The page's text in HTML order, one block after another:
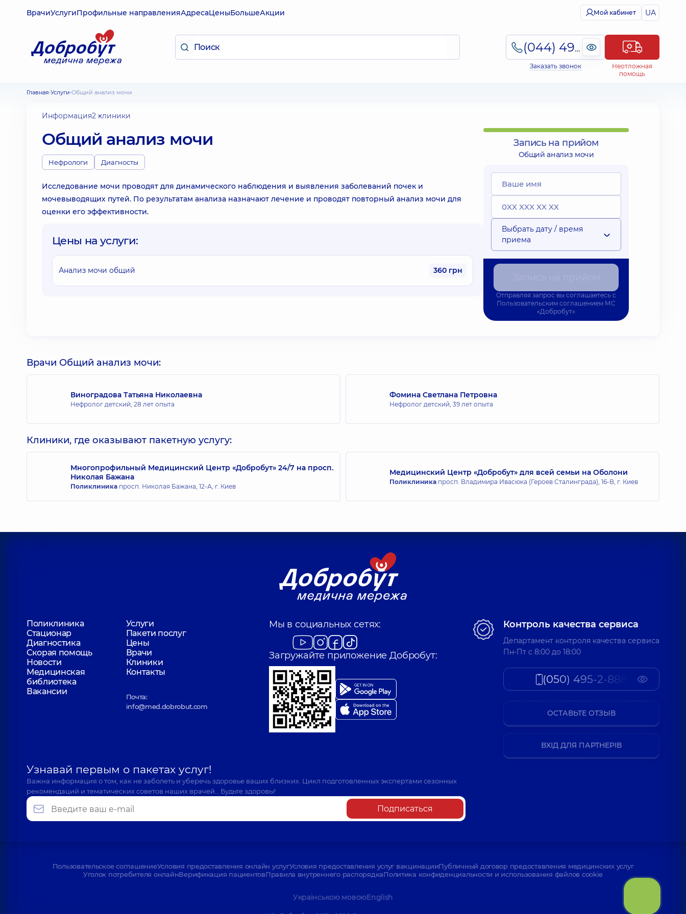
ВрачиУслугиПрофильные направленияАдресаЦеныБольшеАкции Мой кабинет UA
(044) 495-2-888
Заказать звонок
Неотложная
помощь
Главная Услуги Общий анализ мочи
Информация2 клиники
Общий анализ мочи
Нефрологи Диагносты
Исследование мочи проводят для динамического наблюдения и выявления заболеваний почек и
мочевыводящих путей. По результатам анализа назначают лечение и проводят повторный анализ мочи для
оценки его эффективности.
Цены на услуги:
Анализ мочи общий 360 грн
Запись на прийом
Общий анализ мочи
Выбрать дату / время
приема
Отправляя запрос вы соглашаетесь с
Пользовательским соглашением МС
«Добробут»
Врачи Общий анализ мочи:
Виноградова Татьяна Николаевна
Нефролог детский, 28 лет опыта
Фомина Светлана Петровна
Нефролог детский, 39 лет опыта
Клиники, где оказывают пакетную услугу:
Многопрофильный Медицинский Центр «Добробут» 24/7 на просп.
Николая Бажана
Поликлиника просп. Николая Бажана, 12-А, г. Киев
Медицинский Центр «Добробут» для всей семьи на Оболони
Поликлиника просп. Владимира Ивасюка (Героев Сталинграда), 16-В, г. Киев
Поликлиника
Услуги
Стационар
Пакети послуг
Диагностика
Цены
Скорая помощь
Врачи
Новости
Клиники
Медицинская
библиотека
Контакты
Вакансии
Почта:
info@med.dobrobut.com
Мы в социальных сетях:
Загружайте приложение Добробут:
Узнавай первым о пакетах услуг!
Важна информация о том, как не заболеть и уберечь здоровье ваших близких. Цикл подготовленных экспертами сезонных
рекомендаций и тематических советов наших врачей… Будьте здоровы!
Подписаться
Контроль качества сервиса
Департамент контроля качества сервиса
Пн-Пт c 8:00 до 18:00
(050) 495-2-888
ОСТАВЬТЕ ОТЗЫВ
ВХІД ДЛЯ ПАРТНЕРІВ
Пользовательское соглашениеУсловия предоставления онлайн услугУсловия предоставления услуг вакцинацииПубличный договор предоставления медицинских услуг
Уголок потребителя онлайнВерификация пациентовПравила внутреннего распорядкаПолитика конфиденциальности и использования файлов cookie
Українською мовоюEnglish